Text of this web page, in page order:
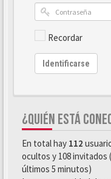
Recordar
Identificarse
¿QUIÉN ESTÁ
En total hay 112
ocultos y 108 invitados
últimos 5 minutos)